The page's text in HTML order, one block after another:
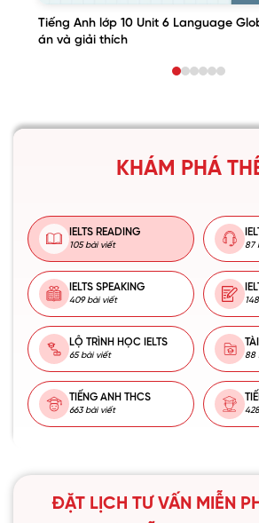
Tiếng Anh lớp 10 Unit 6 Language
án và giải thích
KHÁM PHÁ
IELTS READING
105 bài viết 87
IELTS SPEAKING
409 bài viết
LỘ TRÌNH HỌC IELTS
65 bài viết 88
TIẾNG ANH THCS
663 bài viết
ĐẶT LỊCH TƯ VẤN MIỄN